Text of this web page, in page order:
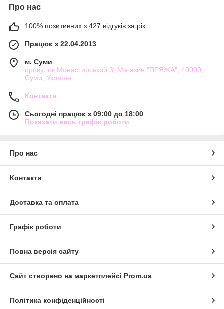
Про нас
100% позитивних з 427 відгуків за рік
Працює з 22.04.2013
м. Суми
провулок Монастирський 3, Магазин "ПРЯЖА", 40000,
Суми, Україна
Контакти
Сьогодні працює з 09:00 до 18:00
Показати весь графік роботи
Про нас
Контакти
Доставка та оплата
Графік роботи
Повна версія сайту
Сайт створено на маркетплейсі Prom.ua
Політика конфіденційності